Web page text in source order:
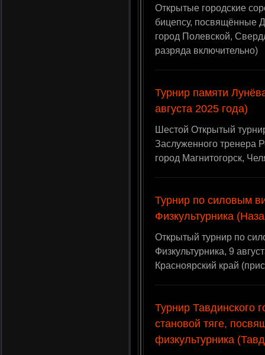
Открытые городские
бицепсу, посвящённые
город Полевской,
разряда включительно)
Турнир памяти
августа 2025 года)
Шестой Открытый
Заслуженного тренера
город Магнитогорск,
Турнир по силовым
Физкультурника
Открытый турнир по
Физкультурника, 9
Красноярский край
Турнир Тавдинского
становой тяге,
физкультурника